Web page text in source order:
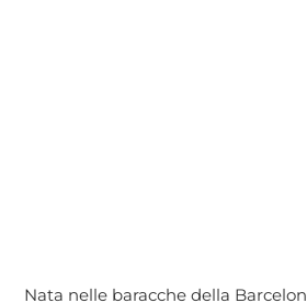
Nata nelle baracche della